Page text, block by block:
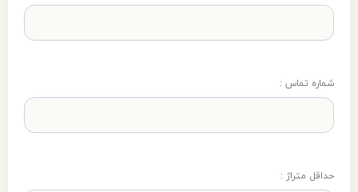
شماره تماس :
حداقل متراژ :